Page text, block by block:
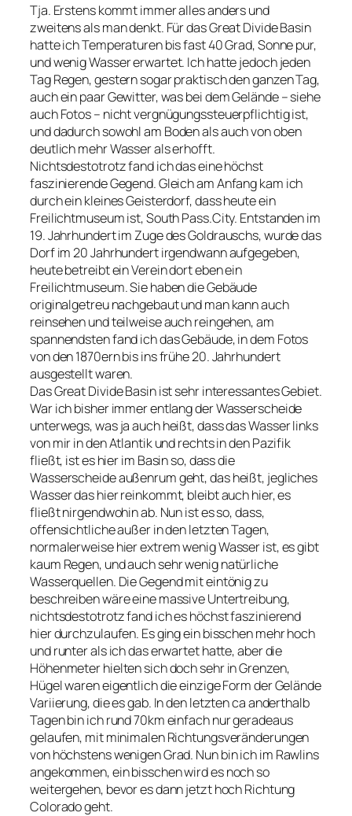
Tja. Erstens kommt immer alles anders und
zweitens als man denkt. Für das Great Divide Basin
hatte ich Temperaturen bis fast 40 Grad, Sonne pur,
und wenig Wasser erwartet. Ich hatte jedoch jeden
Tag Regen, gestern sogar praktisch den ganzen Tag,
auch ein paar Gewitter, was bei dem Gelände – siehe
auch Fotos – nicht vergnügungssteuerpflichtig ist,
und dadurch sowohl am Boden als auch von oben
deutlich mehr Wasser als erhofft.
Nichtsdestotrotz fand ich das eine höchst
faszinierende Gegend. Gleich am Anfang kam ich
durch ein kleines Geisterdorf, dass heute ein
Freilichtmuseum ist, South Pass.City. Entstanden im
19. Jahrhundert im Zuge des Goldrauschs, wurde das
Dorf im 20 Jahrhundert irgendwann aufgegeben,
heute betreibt ein Verein dort eben ein
Freilichtmuseum. Sie haben die Gebäude
originalgetreu nachgebaut und man kann auch
reinsehen und teilweise auch reingehen, am
spannendsten fand ich das Gebäude, in dem Fotos
von den 1870ern bis ins frühe 20. Jahrhundert
ausgestellt waren.
Das Great Divide Basin ist sehr interessantes Gebiet.
War ich bisher immer entlang der Wasserscheide
unterwegs, was ja auch heißt, dass das Wasser links
von mir in den Atlantik und rechts in den Pazifik
fließt, ist es hier im Basin so, dass die
Wasserscheide außenrum geht, das heißt, jegliches
Wasser das hier reinkommt, bleibt auch hier, es
fließt nirgendwohin ab. Nun ist es so, dass,
offensichtliche außer in den letzten Tagen,
normalerweise hier extrem wenig Wasser ist, es gibt
kaum Regen, und auch sehr wenig natürliche
Wasserquellen. Die Gegend mit eintönig zu
beschreiben wäre eine massive Untertreibung,
nichtsdestotrotz fand ich es höchst faszinierend
hier durchzulaufen. Es ging ein bisschen mehr hoch
und runter als ich das erwartet hatte, aber die
Höhenmeter hielten sich doch sehr in Grenzen,
Hügel waren eigentlich die einzige Form der Gelände
Variierung, die es gab. In den letzten ca anderthalb
Tagen bin ich rund 70km einfach nur geradeaus
gelaufen, mit minimalen Richtungsveränderungen
von höchstens wenigen Grad. Nun bin ich im Rawlins
angekommen, ein bisschen wird es noch so
weitergehen, bevor es dann jetzt hoch Richtung
Colorado geht.